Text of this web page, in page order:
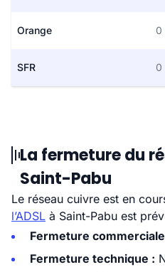
Orange 0
SFR 0
La fermeture du
Saint-Pabu
Le réseau cuivre est en
l’ADSL à Saint-Pabu est
Fermeture
Fermeture technique :